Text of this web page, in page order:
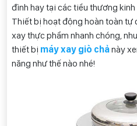
đình hay tại các tiểu thương
Thiết bị hoạt động hoàn toàn tự
xay thực phẩm nhanh chóng,
thiết bị máy xay giò chảnày
năng như thế nào nhé!